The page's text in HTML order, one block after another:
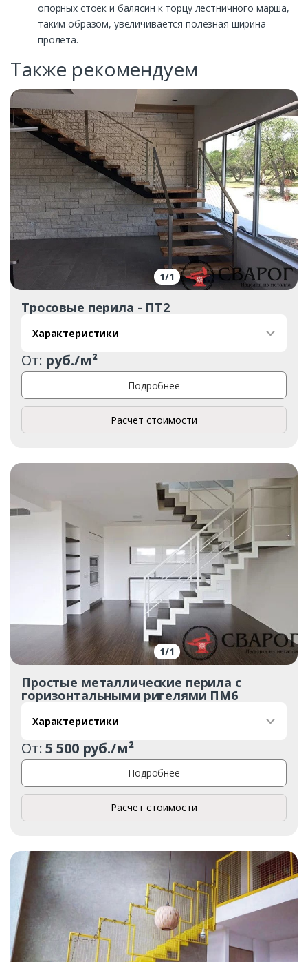
опорных стоек и балясин к торцу лестничного марша,
таким образом, увеличивается полезная ширина
пролета.
Также рекомендуем
1/1
Тросовые перила - ПТ2
Характеристики
От: руб./м²
Подробнее
Расчет стоимости
1/1
Простые металлические перила с
горизонтальными ригелями ПМ6
Характеристики
От:5 500 руб./м²
Подробнее
Расчет стоимости